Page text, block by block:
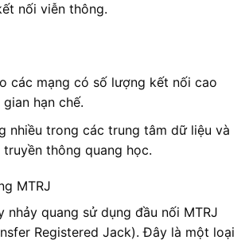
nối viễn thông.
các mạng có số lượng kết nối cao
hạn chế.
nhiều trong các trung tâm dữ liệu và
thông quang học.
MTRJ
nhảy quang sử dụng đầu nối MTRJ
Registered Jack). Đây là một loại